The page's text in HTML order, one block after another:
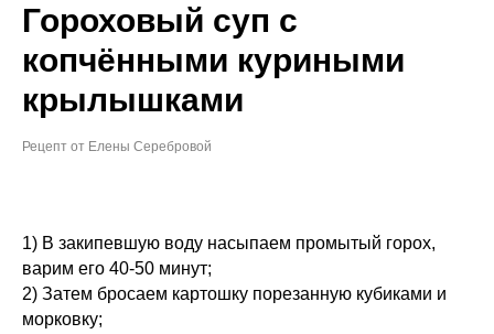
Гороховый суп с
копчёнными куриными
крылышками
Рецепт от Елены Серебровой
1) В закипевшую воду насыпаем промытый горох,
варим его 40-50 минут;
2) Затем бросаем картошку порезанную кубиками и
морковку;